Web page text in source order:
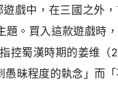
戲中，在三國之外
題。買入這款遊戲時
控蜀漢時期的姜维
昧程度的執念」而